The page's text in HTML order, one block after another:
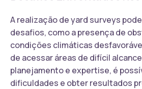
A realização de yard surveys
desafios, como a presença de
condições climáticas
de acessar áreas de difícil
planejamento e expertise, é
dificuldades e obter resultados